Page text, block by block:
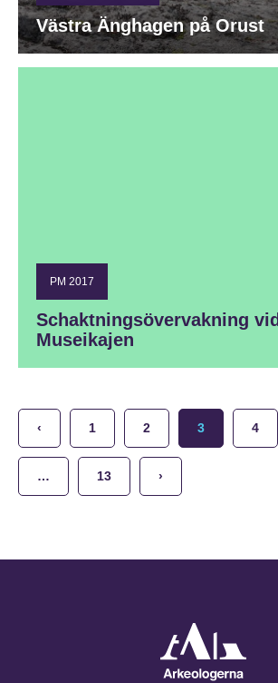
Västra Änghagen på Orust
PM 2017
Schaktningsövervakning vid
Museikajen
‹ 1 2 3 4
… 13 ›